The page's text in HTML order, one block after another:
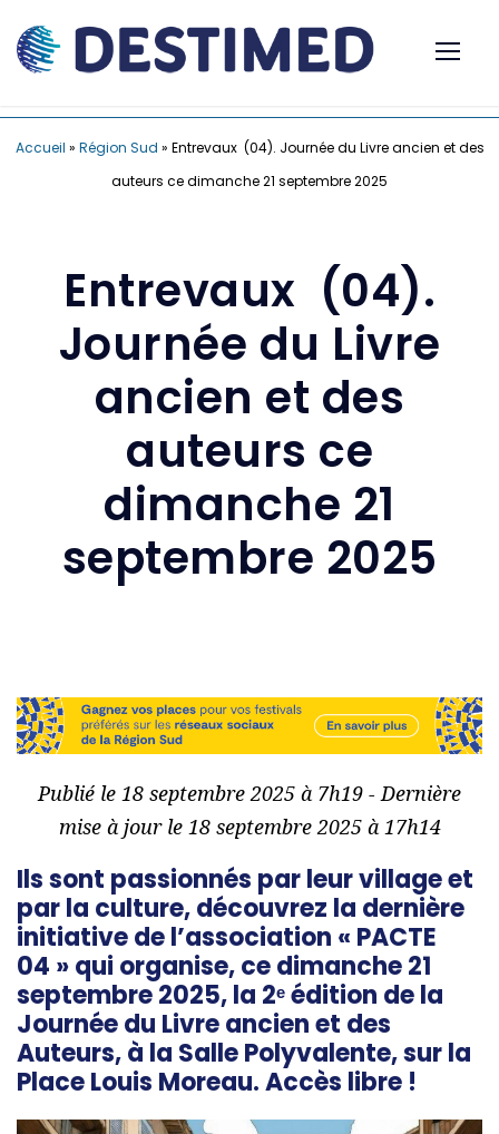
Accueil » Région Sud » Entrevaux (04). Journée du Livre ancien et des
auteurs ce dimanche 21 septembre 2025
Entrevaux (04).
Journée du Livre
ancien et des
auteurs ce
dimanche 21
septembre 2025
Publié le 18 septembre 2025 à 7h19 - Dernière
mise à jour le 18 septembre 2025 à 17h14
Ils sont passionnés par leur village et
par la culture, découvrez la dernière
initiative de l’association « PACTE
04 » qui organise, ce dimanche 21
septembre 2025, la 2ᵉ édition de la
Journée du Livre ancien et des
Auteurs, à la Salle Polyvalente, sur la
Place Louis Moreau. Accès libre !